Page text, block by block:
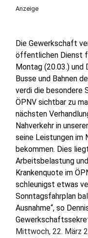
Anzeige
Die Gewerkschaft
öffentlichen Dienst
Montag (20.03.) und
Busse und Bahnen
verdi die besondere
ÖPNV sichtbar zu
nächsten
Nahverkehr in
seine Leistungen im
bekommen. Dies
Arbeitsbelastung
Krankenquote im
schleunigst etwas
Sonntagsfahrplan
Ausnahme“, so
Mittwoch, 22. März